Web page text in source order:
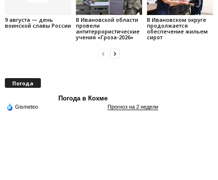
9 августа — день
воинской славы России
В Ивановской области
провели
антитеррористические
учения «Гроза-2026»
В Ивановском округе
продолжается
обеспечение жильем
сирот
Погода
Погода в Кохме
Gismeteo Прогноз на 2 недели